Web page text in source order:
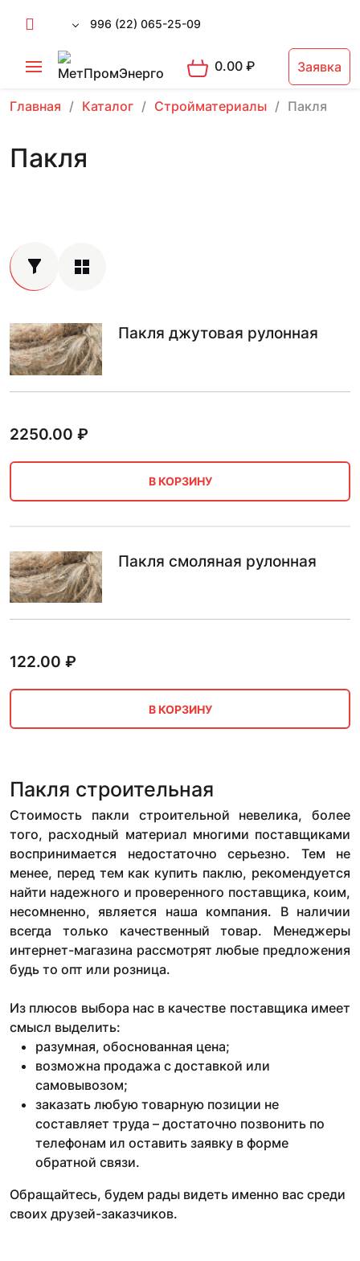
996 (22) 065-25-09
0.00₽ Заявка
Главная Каталог Стройматериалы Пакля
Пакля
Пакля джутовая рулонная
2250.00 ₽
В КОРЗИНУ
Пакля смоляная рулонная
122.00 ₽
В КОРЗИНУ
Пакля строительная
Стоимость пакли строительной невелика, более
того, расходный материал многими поставщиками
воспринимается недостаточно серьезно. Тем не
менее, перед тем как купить паклю, рекомендуется
найти надежного и проверенного поставщика, коим,
несомненно, является наша компания. В наличии
всегда только качественный товар. Менеджеры
интернет-магазина рассмотрят любые предложения
будь то опт или розница.
Из плюсов выбора нас в качестве поставщика имеет
смысл выделить:
разумная, обоснованная цена;
возможна продажа с доставкой или
самовывозом;
заказать любую товарную позиции не
составляет труда – достаточно позвонить по
телефонам ил оставить заявку в форме
обратной связи.
Обращайтесь, будем рады видеть именно вас среди
своих друзей-заказчиков.